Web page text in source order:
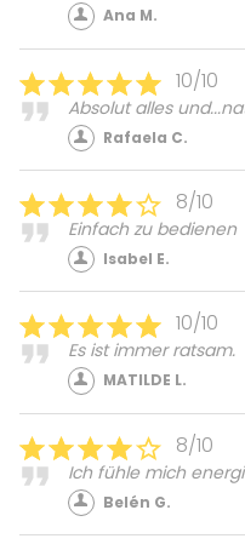
Ana M.
10/10
Absolut alles
Rafaela C.
8/10
Einfach zu bedienen
Isabel E.
10/10
Es ist immer ratsam.
MATILDE L.
8/10
Ich fühle mich
Belén G.